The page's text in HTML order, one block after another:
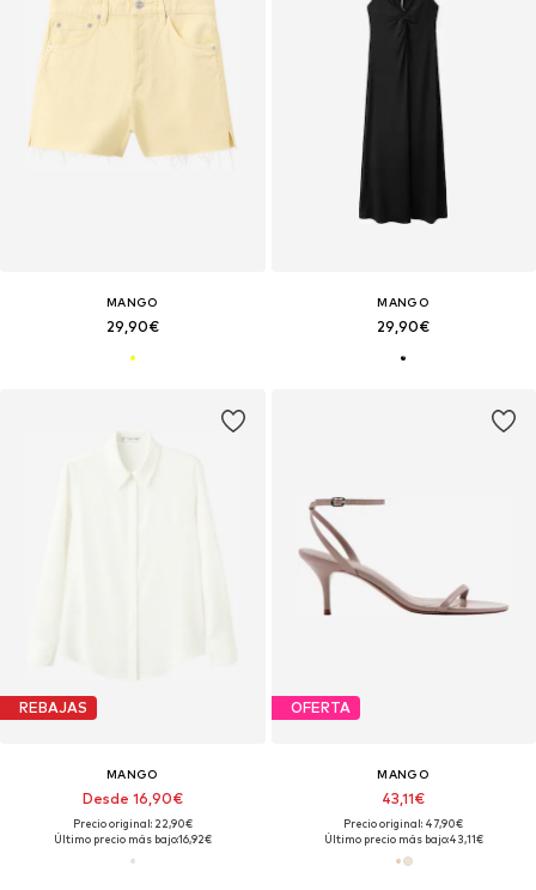
MANGO
29,90€
MANGO
29,90€
REBAJAS
MANGO
Desde 16,90€
Precio original: 22,90€
Último precio más bajo:16,92€
OFERTA
MANGO
43,11€
Precio original: 47,90€
Último precio más bajo:43,11€